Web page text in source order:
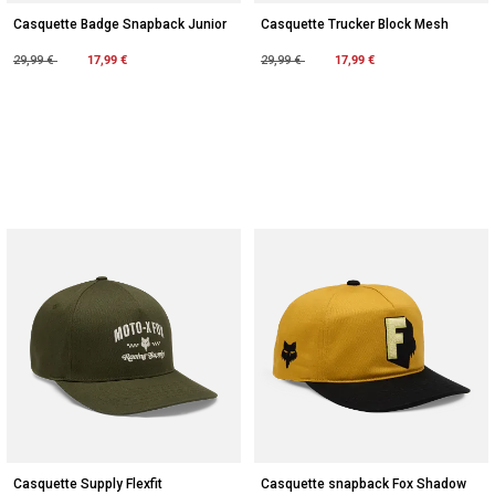
Casquette Badge Snapback Junior
Price reduced from
29,99 €to 17,99 €
Casquette Trucker Block Mesh
Price reduced from
29,99 €to 17,99 €
Casquette Supply Flexfit Casquette snapback Fox Shadow